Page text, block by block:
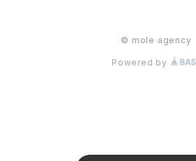
© mole agency
Powered by